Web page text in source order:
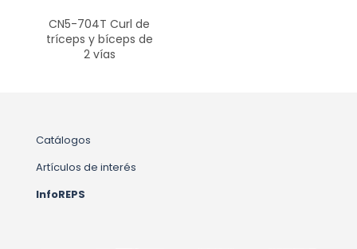
CN5-704T Curl de
tríceps y bíceps de
2 vías
Catálogos
Artículos de interés
InfoREPS